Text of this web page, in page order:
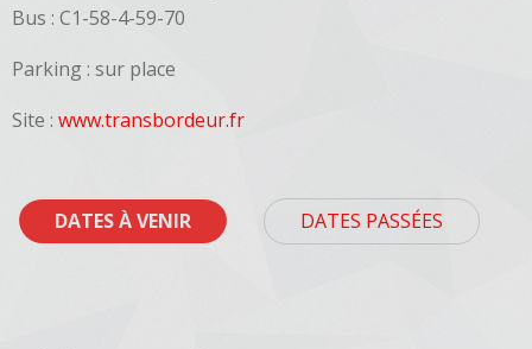
Bus : C1-58-4-59-70
Parking : sur place
Site : www.transbordeur.fr
DATES À VENIR DATES PASSÉES